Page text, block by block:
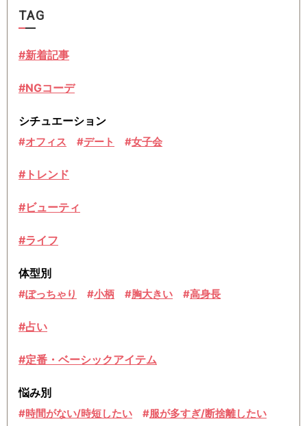
TAG
#新着記事
#NGコーデ
シチュエーション
オフィス デート 女子会
#トレンド
#ビューティ
#ライフ
体型別
ぽっちゃり 小柄 胸大きい 高身長
#占い
#定番・ベーシックアイテム
悩み別
時間がない/時短したい
服が多すぎ/断捨離したい